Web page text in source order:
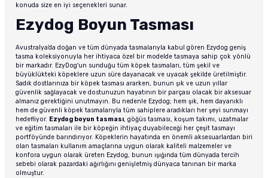
konuda size en iyi seçenekleri sunar.
Ezydog Boyun Tasması
Avustralya’da doğan ve tüm dünyada tasmalarıyla kabul gören Ezydog geniş
tasma koleksiyonuyla her ihtiyaca özel bir modelde tasmaya sahip çok yönlü
bir markadır. EzyDog'un sunduğu tüm köpek tasmaları, tüm şekil ve
büyüklükteki köpeklere uzun süre dayanacak ve uyacak şekilde üretilmiştir.
Sadık dostlarınıza bir köpek tasması ararken, bunun şık ve uzun yıllar
güvenlik sağlayacak ve dostunuzun hayatının bir parçası olacak bir aksesuar
almanız gerektiğini unutmayın. Bu nedenle Ezydog; hem şık, hem dayanıklı
hem de güvenli köpek tasmalarıyla tüm sahiplere aradıkları her şeyi sunmayı
hedefliyor. Ezydog boyun tasması, göğüs tasması, koşum takımı, uzatmalar
ve eğitim tasmaları ile bir köpeğin ihtiyaç duyabileceği her çeşit tasmayı
portföyünde barındırıyor. Köpeklerin hayatında en önemli aksesuarlardan biri
olan tasmaları kullanım amaçlarına uygun olarak kaliteli malzemeler ve
konfora uygun olarak üreten Ezydog, bunun ışığında tüm dünyada tercih
sebebi olarak pazardaki ağırlığını genişletmiş dünyaca tanınan bir marka
olmuştur.